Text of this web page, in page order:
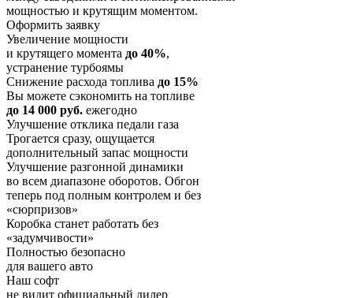
мощностью и крутящим моментом.
Оформить заявку
Увеличение мощности
и крутящего момента до 40%,
устранение турбоямы
Снижение расхода топлива до 15%
Вы можете сэкономить на топливе
до 14 000 руб. ежегодно
Улучшение отклика педали газа
Трогается сразу, ощущается
дополнительный запас мощности
Улучшение разгонной динамики
во всем диапазоне оборотов. Обгон
теперь под полным контролем и без
«сюрпризов»
Коробка станет работать без
«задумчивости»
Полностью безопасно
для вашего авто
Наш софт
не видит официальный дилер